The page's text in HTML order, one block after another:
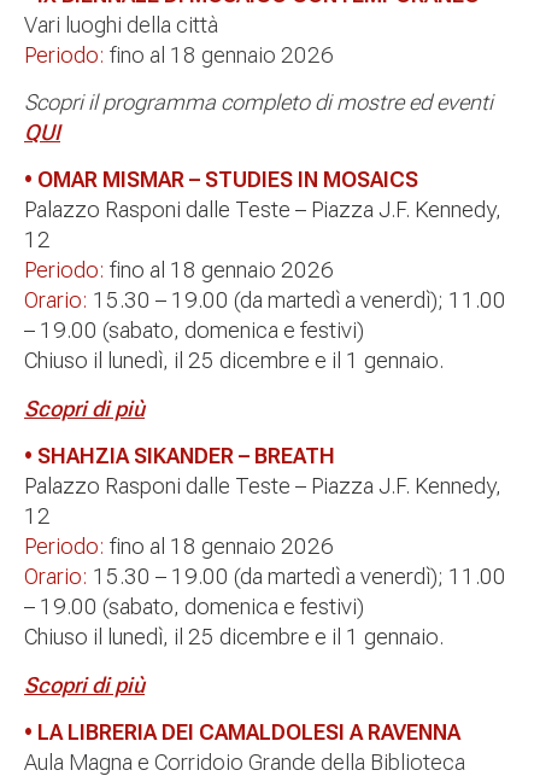
Vari luoghi della città
Periodo: fino al 18 gennaio 2026
Scopri il programma completo di mostre ed eventi
QUI
• OMAR MISMAR – STUDIES IN MOSAICS
Palazzo Rasponi dalle Teste – Piazza J.F. Kennedy,
12
Periodo: fino al 18 gennaio 2026
Orario: 15.30 – 19.00 (da martedì a venerdì); 11.00
– 19.00 (sabato, domenica e festivi)
Chiuso il lunedì, il 25 dicembre e il 1 gennaio.
Scopri di più
• SHAHZIA SIKANDER – BREATH
Palazzo Rasponi dalle Teste – Piazza J.F. Kennedy,
12
Periodo: fino al 18 gennaio 2026
Orario: 15.30 – 19.00 (da martedì a venerdì); 11.00
– 19.00 (sabato, domenica e festivi)
Chiuso il lunedì, il 25 dicembre e il 1 gennaio.
Scopri di più
• LA LIBRERIA DEI CAMALDOLESI A RAVENNA
Aula Magna e Corridoio Grande della Biblioteca